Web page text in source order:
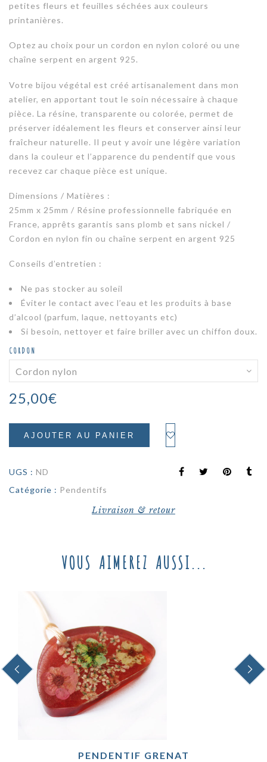
petites fleurs et feuilles séchées aux couleurs
printanières.
Optez au choix pour un cordon en nylon coloré ou une
chaîne serpent en argent 925.
Votre bijou végétal est créé artisanalement dans mon
atelier, en apportant tout le soin nécessaire à chaque
pièce. La résine, transparente ou colorée, permet de
préserver idéalement les fleurs et conserver ainsi leur
fraîcheur naturelle. Il peut y avoir une légère variation
dans la couleur et l’apparence du pendentif que vous
recevez car chaque pièce est unique.
Dimensions / Matières :
25mm x 25mm / Résine professionnelle fabriquée en
France, apprêts garantis sans plomb et sans nickel /
Cordon en nylon fin ou chaîne serpent en argent 925
Conseils d’entretien :
Ne pas stocker au soleil
Éviter le contact avec l’eau et les produits à base
d’alcool (parfum, laque, nettoyants etc)
Si besoin, nettoyer et faire briller avec un chiffon doux.
CORDON
25,00€
AJOUTER AU PANIER
UGS : ND
Catégorie : Pendentifs
Livraison & retour
VOUS AIMEREZ AUSSI...
PREVIOUS
PENDENTIF GRENAT
NEXT